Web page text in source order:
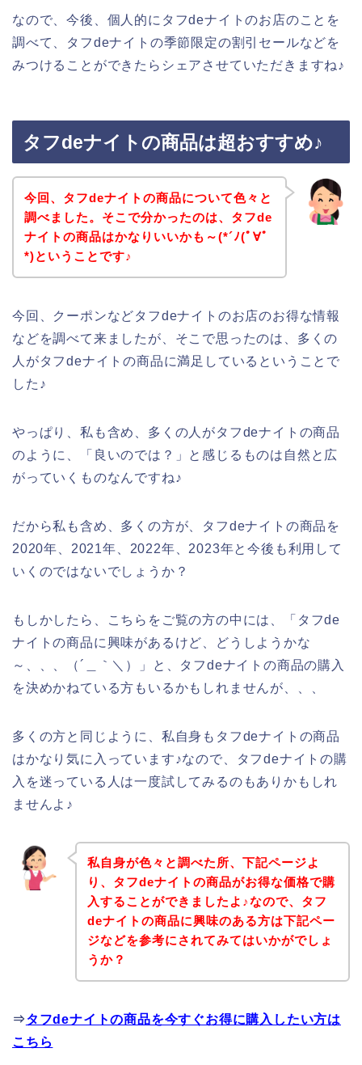
なので、今後、個人的にタフdeナイトのお店のことを
調べて、タフdeナイトの季節限定の割引セールなどを
みつけることができたらシェアさせていただきますね♪
タフdeナイトの商品は超おすすめ♪
今回、タフdeナイトの商品について色々と
調べました。そこで分かったのは、タフde
ナイトの商品はかなりいいかも～(*´ﾉ(ﾟ∀ﾟ
*)ということです♪
今回、クーポンなどタフdeナイトのお店のお得な情報
などを調べて来ましたが、そこで思ったのは、多くの
人がタフdeナイトの商品に満足しているということで
した♪
やっぱり、私も含め、多くの人がタフdeナイトの商品
のように、「良いのでは？」と感じるものは自然と広
がっていくものなんですね♪
だから私も含め、多くの方が、タフdeナイトの商品を
2020年、2021年、2022年、2023年と今後も利用して
いくのではないでしょうか？
もしかしたら、こちらをご覧の方の中には、「タフde
ナイトの商品に興味があるけど、どうしようかな
～、、、（´＿｀＼）」と、タフdeナイトの商品の購入
を決めかねている方もいるかもしれませんが、、、
多くの方と同じように、私自身もタフdeナイトの商品
はかなり気に入っています♪なので、タフdeナイトの購
入を迷っている人は一度試してみるのもありかもしれ
ませんよ♪
私自身が色々と調べた所、下記ページよ
り、タフdeナイトの商品がお得な価格で購
入することができましたよ♪なので、タフ
deナイトの商品に興味のある方は下記ペー
ジなどを参考にされてみてはいかがでしょ
うか？
⇒タフdeナイトの商品を今すぐお得に購入したい方は
こちら